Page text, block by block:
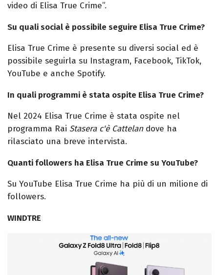
video di Elisa True Crime”.
Su quali social è possibile seguire Elisa True Crime?
Elisa True Crime è presente su diversi social ed è
possibile seguirla su Instagram, Facebook, TikTok,
YouTube e anche Spotify.
In quali programmi è stata ospite Elisa True Crime?
Nel 2024 Elisa True Crime è stata ospite nel
programma Rai Stasera c'è Cattelandove ha
rilasciato una breve intervista.
Quanti followers ha Elisa True Crime su YouTube?
Su YouTube Elisa True Crime ha più di un milione di
followers.
WINDTRE